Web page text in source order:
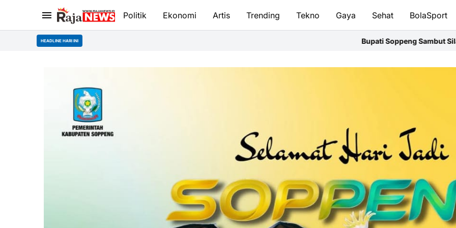
Politik Ekonomi Artis Trending Tekno Gaya Sehat BolaSport
HEADLINE HARI INI Bupati Soppeng Sambut Silaturahmi Kapolres,Perkuat